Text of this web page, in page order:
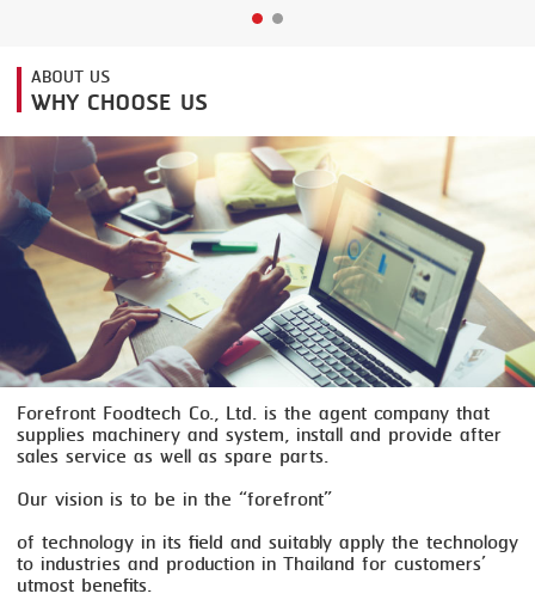
PEELING
SEARING
SKIN PACK
SKINNING
SLICING
SMOKING
STEAMING
TRAY DENESTER
TRAY FORMING
TUMBLING
VACUUM PACKING
VACUUM STUFFING
ABOUT US
WHY CHOOSE US
Forefront Foodtech Co., Ltd. is the agent company that
supplies machinery and system, install and provide after
sales service as well as spare parts.
Our vision is to be in the “forefront”
of technology in its field and suitably apply the technology
to industries and production in Thailand for customers’
utmost benefits.